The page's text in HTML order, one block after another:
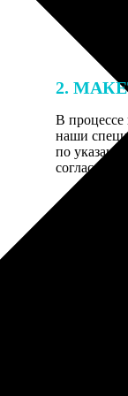
2.
В процессе
наши
по